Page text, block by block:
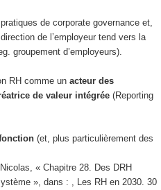
de corporate governance et,
de l’employeur tend vers la
groupement d’employeurs).
RH comme un acteur des
de valeur intégrée(Reporting
(et, plus particulièrement des
« Chapitre 28. Des DRH
», dans : , Les RH en 2030. 30